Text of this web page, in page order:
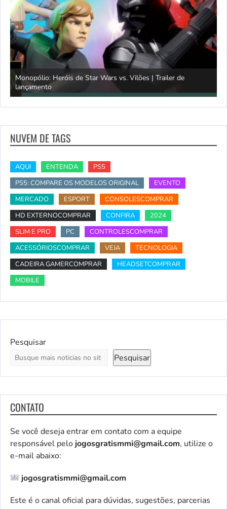
Monopólio: Heróis de Star Wars vs. Vilões | Trailer de
lançamento
NUVEM DE TAGS
AQUI ENTENDA
PS5
PS5: COMPARE OS MODELOS ORIGINAL
EVENTO
MERCADO
ESPORT
CONSOLESCOMPRAR
HD EXTERNOCOMPRAR
CONFIRA
2024
SLIM E PRO
PC
CONTROLESCOMPRAR
ACESSÓRIOSCOMPRAR
VEJA
TECNOLOGIA
CADEIRA GAMERCOMPRAR
HEADSETCOMPRAR
MOBILE
Pesquisar
Pesquisar
CONTATO
Se você deseja entrar em contato com a equipe
responsável pelo jogosgratismmi@gmail.com, utilize o
e-mail abaixo:
jogosgratismmi@gmail.com
Este é o canal oficial para dúvidas, sugestões, parcerias